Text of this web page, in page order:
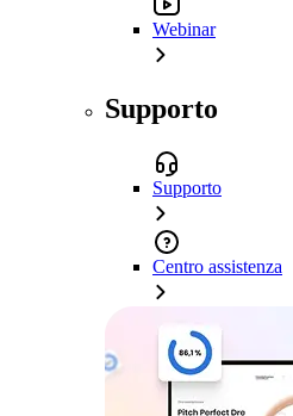
Webinar
Supporto
Supporto
Centro assistenza